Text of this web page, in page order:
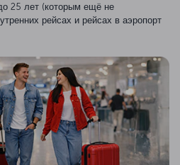
25 лет (которым ещё не
рейсах и рейсах в аэропорт